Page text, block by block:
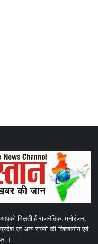
मिलती हैं राजनैतिक, मनोरंजन,
एवं अन्य राज्यो की विश्वशनीय एवं
।